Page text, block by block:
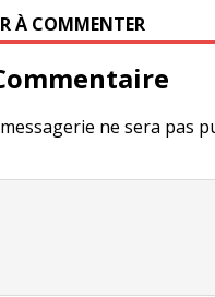
À COMMENTER
ne sera pas